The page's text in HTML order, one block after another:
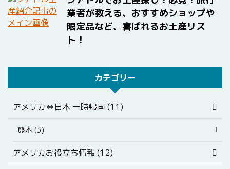
業者が教える、おすすめショップや
限定品など、喜ばれるお土産リス
ト！
カテゴリー
アメリカ⇔日本 一時帰国 (11)
熊本 (3)
アメリカお役立ち情報 (12)